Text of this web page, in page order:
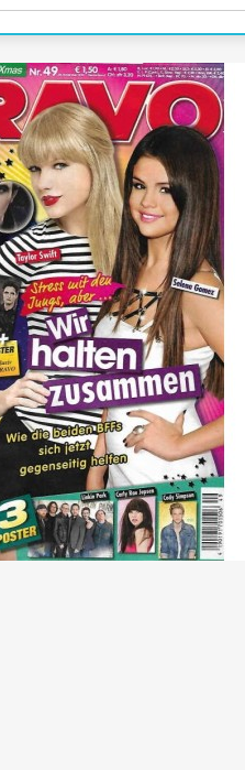
GESCHICHTE / POLITIK /
BOULEVARD
Bunte Illustrierte Zeitschrift
Cicero Zeitschrift
Das Magazin
DER SPIEGEL Zeitschrift